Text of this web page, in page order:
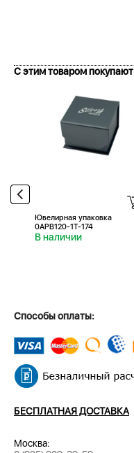
С этим товаром покупают
Ювелирная упаковка
0APB120-1T-174
В наличии
Способы оплаты:
БЕСПЛАТНАЯ ДОСТАВКА
Москва: